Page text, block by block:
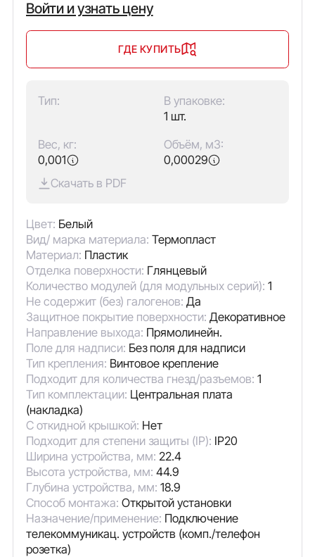
Войти и узнать цену
ГДЕ КУПИТЬ
Тип:
В упаковке:
1 шт.
Вес, кг:
0,001
Объём, м3:
0,00029
Скачать в PDF
Цвет: Белый
Вид/ марка материала: Термопласт
Материал: Пластик
Отделка поверхности: Глянцевый
Количество модулей (для модульных серий): 1
Не содержит (без) галогенов: Да
Защитное покрытие поверхности: Декоративное
Направление выхода: Прямолинейн.
Поле для надписи: Без поля для надписи
Тип крепления: Винтовое крепление
Подходит для количества гнезд/разъемов: 1
Тип комплектации: Центральная плата
(накладка)
С откидной крышкой: Нет
Подходит для степени защиты (IP): IP20
Ширина устройства, мм: 22.4
Высота устройства, мм: 44.9
Глубина устройства, мм: 18.9
Способ монтажа: Открытой установки
Назначение/применение: Подключение
телекоммуникац. устройств (комп./телефон
розетка)